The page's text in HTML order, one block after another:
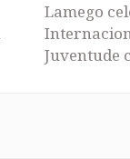
Lamego
Juventude